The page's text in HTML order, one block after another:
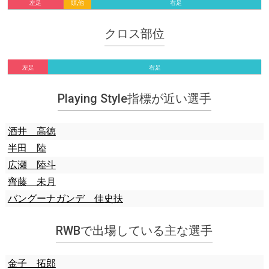
左足 頭,他 右足
クロス部位
左足 右足
Playing Style指標が近い選手
酒井 高徳
半田 陸
広瀬 陸斗
齊藤 未月
バングーナガンデ 佳史扶
RWBで出場している主な選手
金子 拓郎